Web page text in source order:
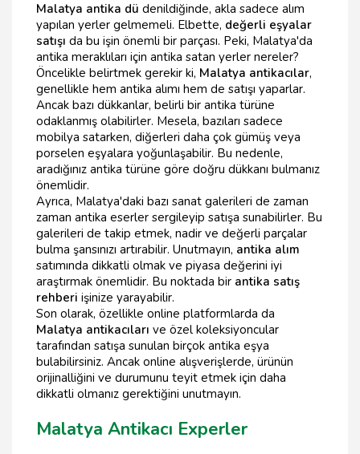
Malatya antika dü denildiğinde, akla sadece alım
yapılan yerler gelmemeli. Elbette, değerli eşyalar
satışı da bu işin önemli bir parçası. Peki, Malatya'da
antika meraklıları için antika satan yerler nereler?
Öncelikle belirtmek gerekir ki, Malatya antikacılar,
genellikle hem antika alımı hem de satışı yaparlar.
Ancak bazı dükkanlar, belirli bir antika türüne
odaklanmış olabilirler. Mesela, bazıları sadece
mobilya satarken, diğerleri daha çok gümüş veya
porselen eşyalara yoğunlaşabilir. Bu nedenle,
aradığınız antika türüne göre doğru dükkanı bulmanız
önemlidir.
Ayrıca, Malatya'daki bazı sanat galerileri de zaman
zaman antika eserler sergileyip satışa sunabilirler. Bu
galerileri de takip etmek, nadir ve değerli parçalar
bulma şansınızı artırabilir. Unutmayın, antika alım
satımında dikkatli olmak ve piyasa değerini iyi
araştırmak önemlidir. Bu noktada bir antika satış
rehberi işinize yarayabilir.
Son olarak, özellikle online platformlarda da
Malatya antikacıları ve özel koleksiyoncular
tarafından satışa sunulan birçok antika eşya
bulabilirsiniz. Ancak online alışverişlerde, ürünün
orijinalliğini ve durumunu teyit etmek için daha
dikkatli olmanız gerektiğini unutmayın.
Malatya Antikacı Experler